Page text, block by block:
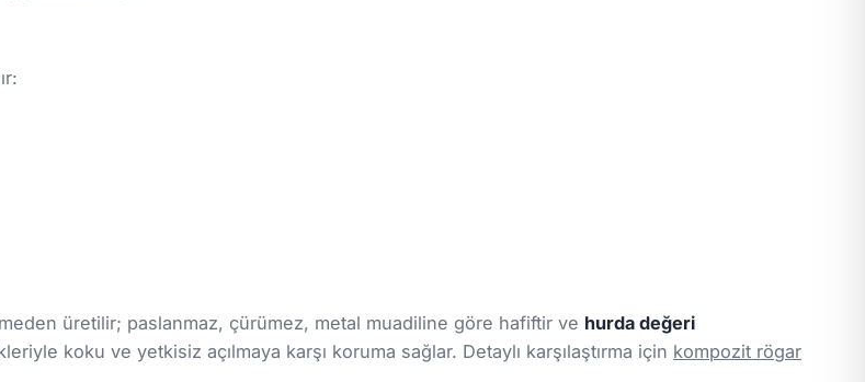
üretilir; paslanmaz, çürümez, metal muadiline göre hafiftir ve hurda değeri
koku ve yetkisiz açılmaya karşı koruma sağlar. Detaylı karşılaştırma için kompozit rögar